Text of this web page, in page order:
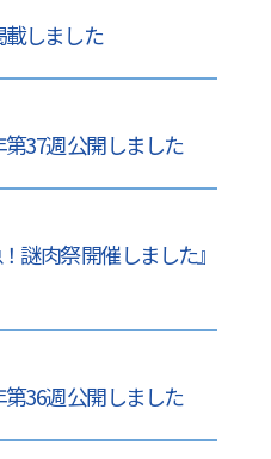
しました
37週 公開しました
肉祭 開催しました』
36週 公開しました